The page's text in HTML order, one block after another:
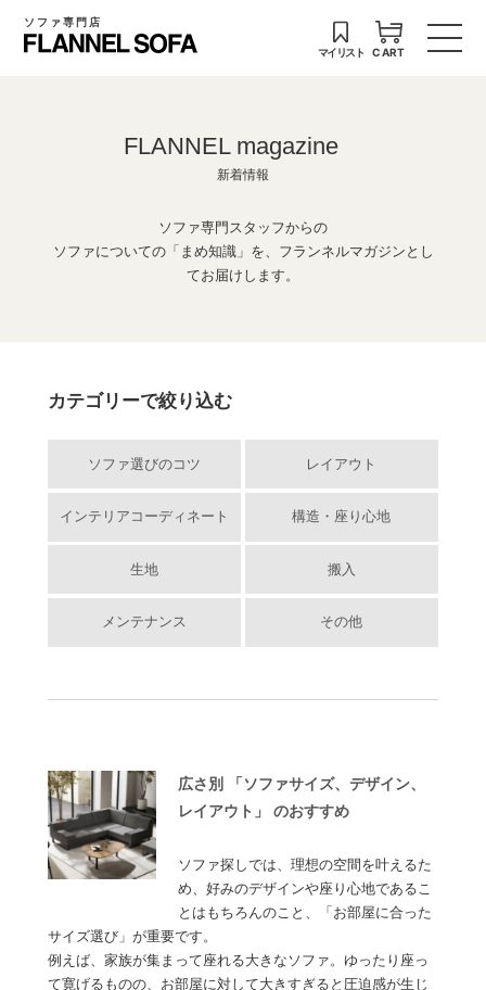
ソファ専門店
マイリスト CART
FLANNEL magazine
新着情報
ソファ専門スタッフからの
ソファについての「まめ知識」を、フランネルマガジンとし
てお届けします。
カテゴリーで絞り込む
ソファ選びのコツ レイアウト
インテリアコーディネート 構造・座り心地
生地 搬入
メンテナンス その他
広さ別 「ソファサイズ、デザイン、
レイアウト」 のおすすめ
ソファ探しでは、理想の空間を叶えるた
め、好みのデザインや座り心地であるこ
とはもちろんのこと、「お部屋に合った
サイズ選び」が重要です。
例えば、家族が集まって座れる大きなソファ。ゆったり座っ
て寛げるものの、お部屋に対して大きすぎると圧迫感が生じ